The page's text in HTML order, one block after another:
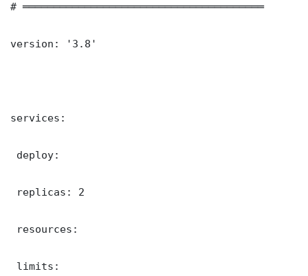
# ═══════════════════════════════════════
version: '3.8'
services:
deploy:
replicas: 2
resources:
limits: